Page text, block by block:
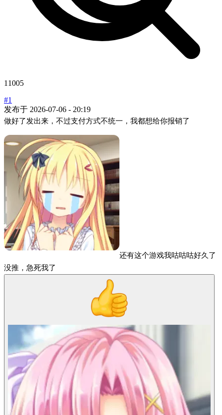
11005
#1
发布于 2026-07-06 - 20:19
做好了发出来，不过支付方式不统一，我都想给你报销了
还有这个游戏我咕咕咕好久了
没推，急死我了